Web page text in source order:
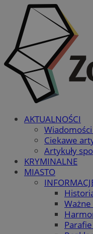
AKTUALNOŚCI
Ciekawe
Artykuły
KRYMINALNE
MIASTO